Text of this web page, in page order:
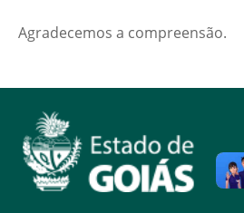
Agradecemos a compreensão.